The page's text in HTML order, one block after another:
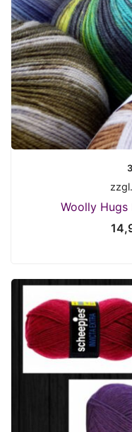
zzgl.
Woolly Hugs